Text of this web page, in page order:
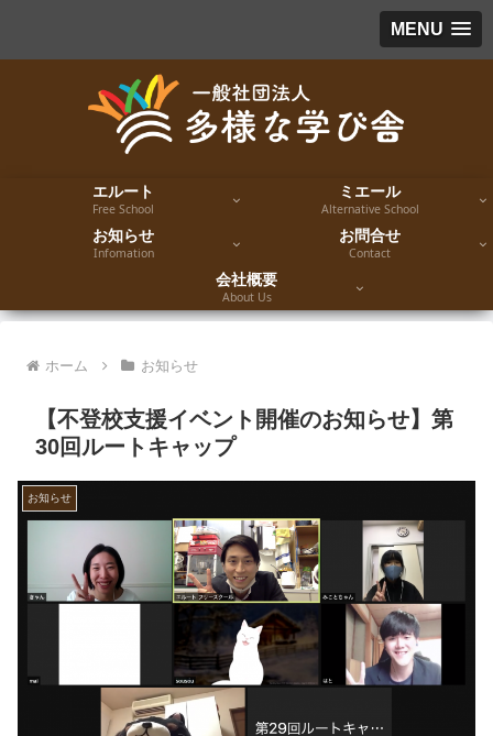
MENU
エルート
Free School
ミエール
Alternative School
お知らせ
Infomation
お問合せ
Contact
会社概要
About Us
ホーム お知らせ
【不登校支援イベント開催のお知らせ】第
30回ルートキャップ
お知らせ